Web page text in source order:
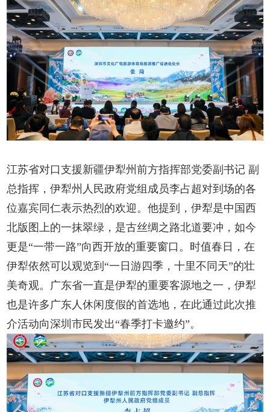
江苏省对口支援新疆伊犁州前方指挥部党委副书记 副
总指挥，伊犁州人民政府党组成员李占超对到场的各
位嘉宾同仁表示热烈的欢迎。他提到，伊犁是中国西
北版图上的一抹翠绿，是古丝绸之路北道要冲，如今
更是“一带一路”向西开放的重要窗口。时值春日，在
伊犁依然可以观览到“一日游四季，十里不同天”的壮
美奇观。广东省一直是伊犁的重要客源地之一，伊犁
也是许多广东人休闲度假的首选地，在此通过此次推
介活动向深圳市民发出“春季打卡邀约”。